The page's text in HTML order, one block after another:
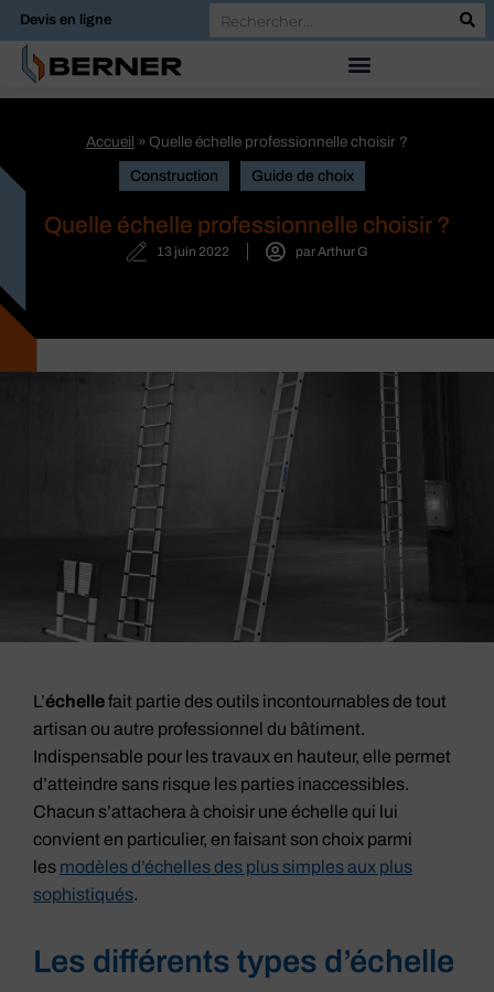
Devis en ligne
Accueil » Quelle échelle professionnelle choisir ?
Construction Guide de choix
Quelle échelle professionnelle choisir ?
13 juin 2022 parArthur G
L’échellefait partie des outils incontournables de tout
artisan ou autre professionnel du bâtiment.
Indispensable pour les travaux en hauteur, elle permet
d’atteindre sans risque les parties inaccessibles.
Chacun s’attachera à choisir une échelle qui lui
convient en particulier, en faisant son choix parmi
les modèles d’échelles des plus simples aux plus
sophistiqués.
Les différents types d’échelle